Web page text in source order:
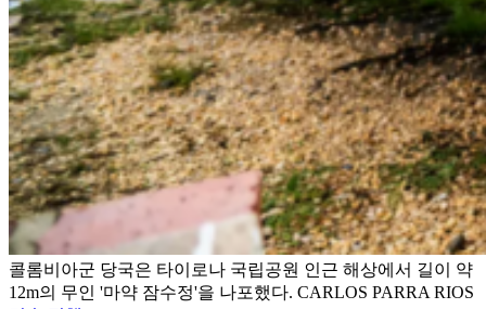
콜롬비아군 당국은 타이로나 국립공원 인근 해상에서 길이 약
12m의 무인 '마약 잠수정'을 나포했다. CARLOS PARRA RIOS